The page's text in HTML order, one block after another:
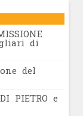
di
del
PIETRO e